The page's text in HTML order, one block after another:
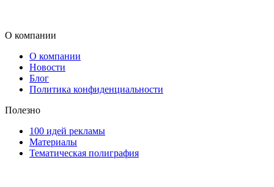
О компании
О компании
Новости
Блог
Политика конфиденциальности
Полезно
100 идей рекламы
Материалы
Тематическая полиграфия